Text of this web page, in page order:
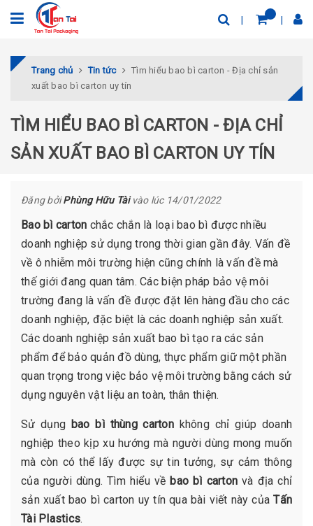
Trang chủ Tin tức
Tìm hiểu bao bì carton - Địa chỉ sản
xuất bao bì carton uy tín
TÌM HIỂU BAO BÌ CARTON - ĐỊA CHỈ
SẢN XUẤT BAO BÌ CARTON UY TÍN
Đăng bởiPhùng Hữu Tàivào lúc 14/01/2022
Bao bì carton chắc chắn là loại bao bì được nhiều
doanh nghiệp sử dụng trong thời gian gần đây. Vấn đề
về ô nhiễm môi trường hiện cũng chính là vấn đề mà
thế giới đang quan tâm. Các biện pháp bảo vệ môi
trường đang là vấn đề được đặt lên hàng đầu cho các
doanh nghiệp, đặc biệt là các doanh nghiệp sản xuất.
Các doanh nghiệp sản xuất bao bì tạo ra các sản
phẩm để bảo quản đồ dùng, thực phẩm giữ một phần
quan trọng trong việc bảo vệ môi trường bằng cách sử
dụng nguyên vật liệu an toàn, thân thiện.
Sử dụng bao bì thùng cartonkhông chỉ giúp doanh
nghiệp theo kịp xu hướng mà người dùng mong muốn
mà còn có thể lấy được sự tin tưởng, sự cảm thông
của người dùng. Tìm hiểu về bao bì carton và địa chỉ
sản xuất bao bì carton uy tín qua bài viết này củaTấn
Tài Plastics.